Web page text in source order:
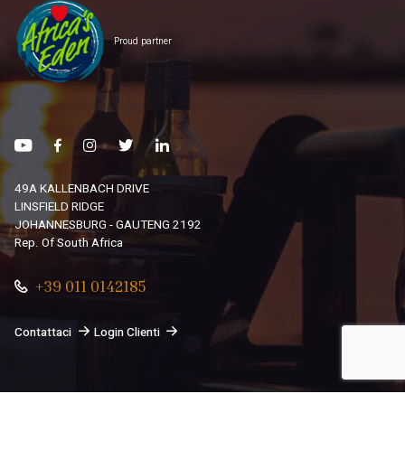
Proud partner
49A KALLENBACH DRIVE
LINSFIELD RIDGE
JOHANNESBURG - GAUTENG 2192
Rep. Of South Africa
+39 011 0142185
Contattaci Login Clienti